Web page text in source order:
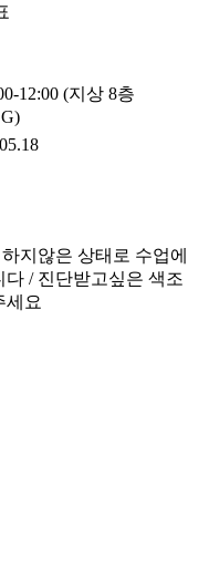
12:00 (지상 8층
지않은 상태로 수업에
/ 진단받고싶은 색조
세요